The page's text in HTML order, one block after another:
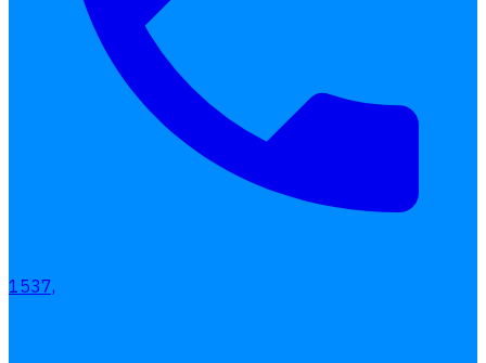
เลือกหัวข้อที่คุณสนใจ
โปรแกรมบริหารงานบุคคล
1537,